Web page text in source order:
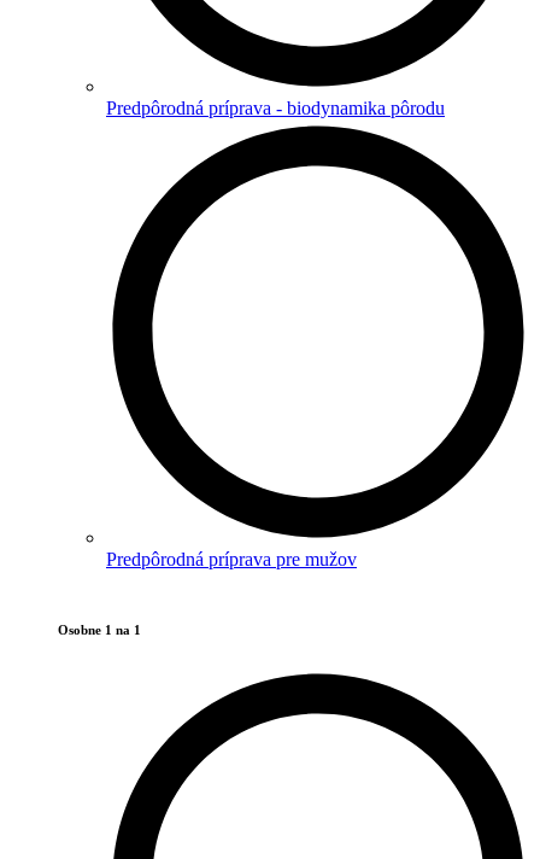
Predpôrodná príprava - biodynamika pôrodu
Predpôrodná príprava pre mužov
Osobne 1 na 1